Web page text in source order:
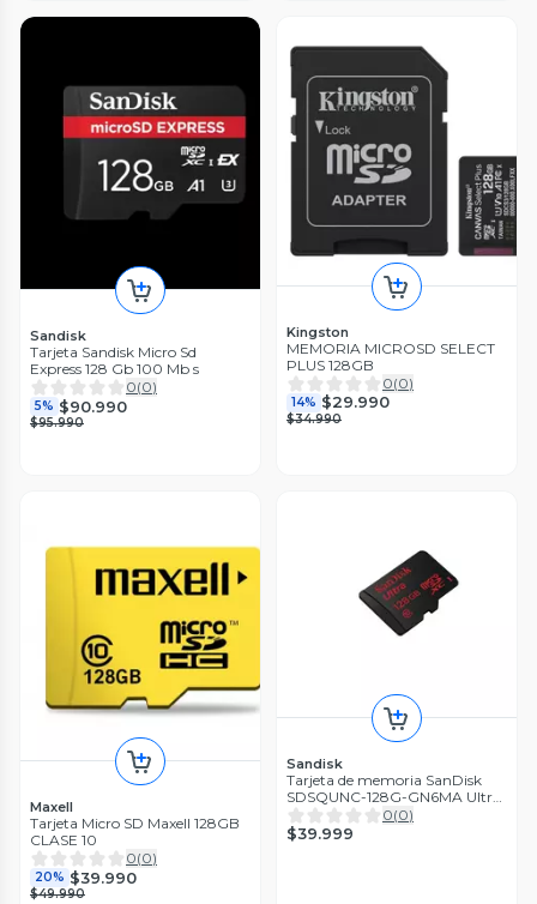
Sandisk
Tarjeta Sandisk Micro Sd
Express 128 Gb 100 Mb s
0(0)
5% $90.990
$95.990
Kingston
MEMORIA MICROSD SELECT
PLUS 128GB
0(0)
14% $29.990
$34.990
Maxell
Tarjeta Micro SD Maxell 128GB
CLASE 10
0(0)
20% $39.990
$49.990
Sandisk
Tarjeta de memoria SanDisk
SDSQUNC-128G-GN6MA Ultra
con adaptador SD 128GB
0(0)
$39.999